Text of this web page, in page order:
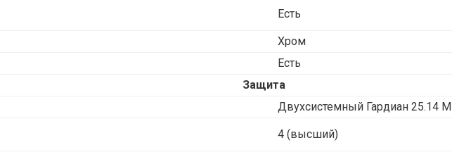
Есть
Хром
Есть
Защита
Двухсистемный Гардиан 25.14 М
4 (высший)